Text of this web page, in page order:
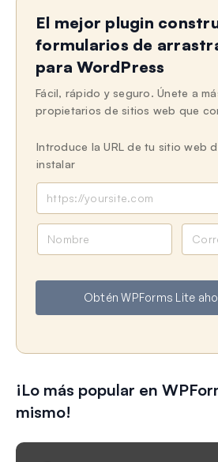
El mejor plugin
formularios de
para WordPress
Fácil, rápido y seguro. Únete a
propietarios de sitios web que
Introduce la URL de tu sitio web
instalar
b
e
r
e
o
l
c
ó
Obtén WPForms Lite
¡Lo más popular en
mismo!